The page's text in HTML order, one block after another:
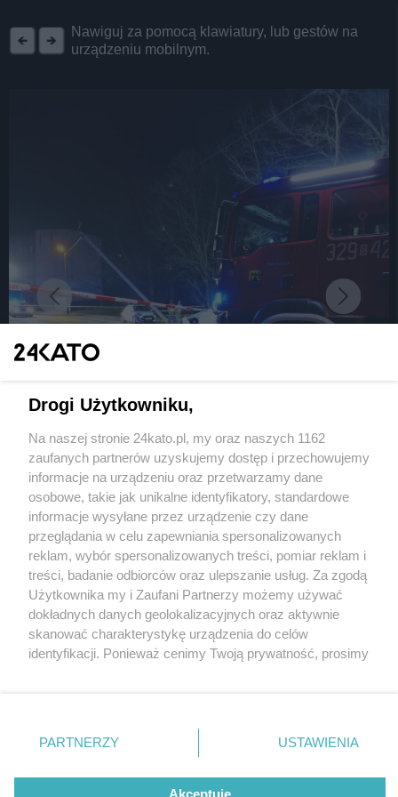
Nawiguj za pomocą klawiatury, lub gestów na
urządzeniu mobilnym.
fot:
Katowice. Kierowca z impetem uderzył
samochodem w latarnię, dachował i uciekł z
Dachowanie Morawa
Katowice Szopienice
Wydawca mediów lokalnych
Nie zapomnij
zapoznać się z:
polityką prywatności regulamin korzystania z portali
Twojemiasto
Piekary Śląskie
Chorzów
Tarnowskie Góry
Gliwice
Skontakuj sięz nami
Kontakt
Wydawca
Redakcja
Drogi Użytkowniku,
Na naszej stronie 24kato.pl, my oraz naszych 1162
zaufanych partnerów uzyskujemy dostęp i przechowujemy
informacje na urządzeniu oraz przetwarzamy dane
osobowe, takie jak unikalne identyfikatory, standardowe
informacje wysyłane przez urządzenie czy dane
przeglądania w celu zapewniania spersonalizowanych
reklam, wybór spersonalizowanych treści, pomiar reklam i
treści, badanie odbiorców oraz ulepszanie usług. Za zgodą
Użytkownika my i Zaufani Partnerzy możemy używać
dokładnych danych geolokalizacyjnych oraz aktywnie
skanować charakterystykę urządzenia do celów
identyfikacji. Ponieważ cenimy Twoją prywatność, prosimy
prywatności znajdujący się w lewym dolnym rogu strony
. Niektóre rodzaje przetwarzania danych nie wymagają
zgody użytkownika, ale masz prawo sprzeciwić się
takiemu przetwarzaniu. Preferencje będą miały
PARTNERZY USTAWIENIA
Akceptuję